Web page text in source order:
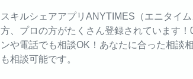
スキルシェアアプリANYTIMES（エニタイ
方、プロの方がたくさん登録されています
ンや電話でも相談OK！あなたに合った相談
も相談可能です。